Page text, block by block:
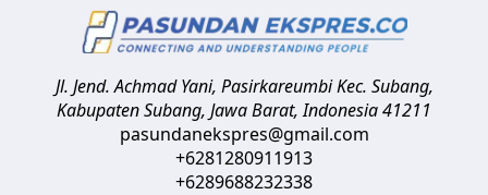
Jl. Jend. Achmad Yani, Pasirkareumbi Kec. Subang,
Kabupaten Subang, Jawa Barat,Indonesia41211
pasundanekspres@gmail.com
+6281280911913
+6289688232338